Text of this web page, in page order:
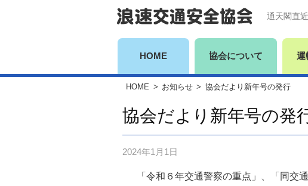
ツ
通天閣直
HOME 協会について 運
HOME > お知らせ > 協会だより新年号の発行
協会だより新年号の発
2024年1月1日
「令和６年交通警察の重点」、「同交